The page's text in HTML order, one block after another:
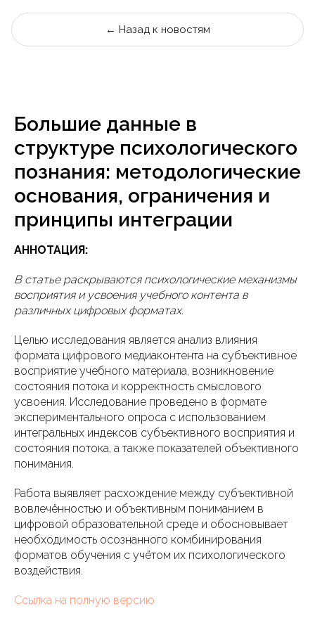
← Назад к новостям
Большие данные в
структуре психологического
познания: методологические
основания, ограничения и
принципы интеграции
АННОТАЦИЯ:
В статье раскрываются психологические механизмы
восприятия и усвоения учебного контента в
различных цифровых форматах.
Целью исследования является анализ влияния
формата цифрового медиаконтента на субъективное
восприятие учебного материала, возникновение
состояния потока и корректность смыслового
усвоения. Исследование проведено в формате
экспериментального опроса с использованием
интегральных индексов субъективного восприятия и
состояния потока, а также показателей объективного
понимания.
Работа выявляет расхождение между субъективной
вовлечённостью и объективным пониманием в
цифровой образовательной среде и обосновывает
необходимость осознанного комбинирования
форматов обучения с учётом их психологического
воздействия.
Ссылка на полную версию